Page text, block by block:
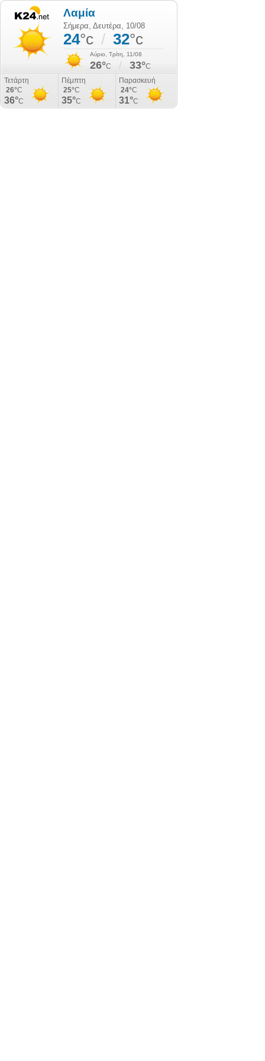
Λαμία
Σήμερα, Δευτέρα, 10/08
24°c / 32°c
Αύριο, Τρίτη, 11/08
26°C / 33°C
Τετάρτη
26°C
36°C
Πέμπτη
25°C
35°C
Παρασκευή
24°C
31°C